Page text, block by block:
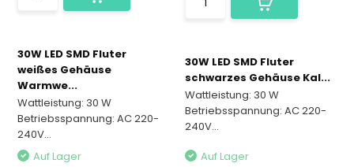
30W LED SMD Fluter
weißes Gehäuse
Warmwe...
Wattleistung: 30 W
Betriebsspannung: AC 220-
240V...
Auf Lager
30W LED SMD Fluter
schwarzes Gehäuse Kal...
Wattleistung: 30 W
Betriebsspannung: AC 220-
240V...
Auf Lager